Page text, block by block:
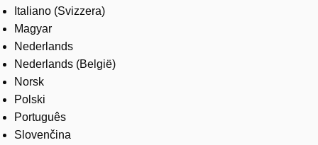
Italiano (Svizzera)
Magyar
Nederlands
Nederlands (België)
Norsk
Polski
Português
Slovenčina